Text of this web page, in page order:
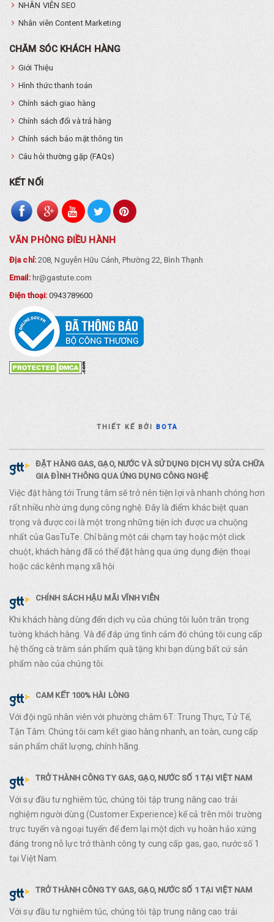
NHÂN VIÊN SEO
Nhân viên Content Marketing
CHĂM SÓC KHÁCH HÀNG
Giới Thiệu
Hình thức thanh toán
Chính sách giao hàng
Chính sách đổi và trả hàng
Chính sách bảo mật thông tin
Câu hỏi thường gặp (FAQs)
KẾT NỐI
VĂN PHÒNG ĐIỀU HÀNH
Địa chỉ:208, Nguyễn Hữu Cảnh, Phường 22, Bình Thạnh
Email: hr@gastute.com
Điện thoại:0943789600
THIẾT KẾ BỞIBOTA
ĐẶT HÀNG GAS, GẠO, NƯỚC VÀ SỬ DỤNG DỊCH VỤ SỬA CHỮA
GIA ĐÌNH THÔNG QUA ỨNG DỤNG CÔNG NGHỆ
Việc đặt hàng tới Trung tâm sẽ trở nên tiện lợi và nhanh chóng hơn
rất nhiều nhờ ứng dụng công nghệ. Đây là điểm khác biệt quan
trọng và được coi là một trong những tiện ích được ưa chuộng
nhất của GasTuTe. Chỉ bằng một cái chạm tay hoặc một click
chuột, khách hàng đã có thể đặt hàng qua ứng dụng điện thoại
hoặc các kênh mạng xã hội
CHÍNH SÁCH HẬU MÃI VĨNH VIỄN
Khi khách hàng dùng đến dịch vụ của chúng tôi luôn trân trọng
tường khách hàng. Và để đáp ứng tình cảm đó chúng tôi cung cấp
hệ thống cà trăm sản phẩm quà tặng khi bạn dùng bất cứ sản
phẩm nào của chúng tôi.
CAM KẾT 100% HÀI LÒNG
Với đội ngũ nhân viên với phường châm 6T: Trung Thực, Tử Tế,
Tận Tâm. Chúng tôi cam kết giao hàng nhanh, an toàn, cung cấp
sản phẩm chất lượng, chính hãng.
TRỞ THÀNH CÔNG TY GAS, GẠO, NƯỚC SỐ 1 TẠI VIỆT NAM
Với sự đầu tư nghiêm túc, chúng tôi tập trung nâng cao trải
nghiệm người dùng (Customer Experience) kể cả trên môi trường
trực tuyến và ngoại tuyến để đem lại một dịch vụ hoàn hảo xứng
đáng trong nỗ lực trở thành công ty cung cấp gas, gạo, nước số 1
tại Việt Nam.
TRỞ THÀNH CÔNG TY GAS, GẠO, NƯỚC SỐ 1 TẠI VIỆT NAM
Với sự đầu tư nghiêm túc, chúng tôi tập trung nâng cao trải